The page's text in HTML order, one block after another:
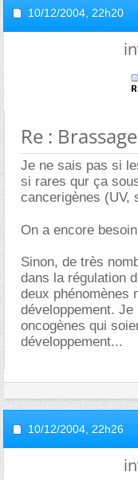
10/12/2004, 22h20
Re :
Je ne sais pas si
si rares qur ça
cancerigènes (UV,
On a encore
Sinon, de très
dans la régulation
deux phénomènes
développement.
oncogènes qui
développement...
10/12/2004, 22h26